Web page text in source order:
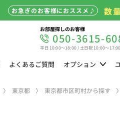
お急ぎのお客様におススメ♪ 数
お部屋探しのお客様
050-3615-
平日 10:00～18:00 / 土日祝 10:00～17:00
よくあるご質問 オプション
東京都 東京都市区町村から探す